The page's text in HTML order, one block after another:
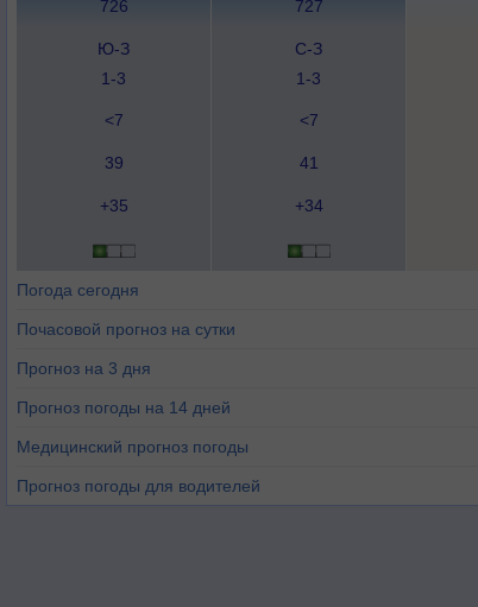
726 727
Ю-З
1-3
С-З
1-3
<7 <7
39 41
+35 +34
Погода сегодня
Почасовой прогноз на сутки
Прогноз на 3 дня
Прогноз погоды на 14 дней
Медицинский прогноз погоды
Прогноз погоды для водителей